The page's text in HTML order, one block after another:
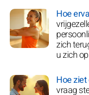
Hoe
zich
u zich
Hoe
vraag